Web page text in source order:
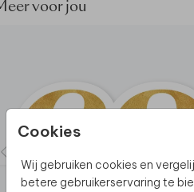
Cookies
Wij gebruiken cookies en
betere gebruikerservaring te
voor jou